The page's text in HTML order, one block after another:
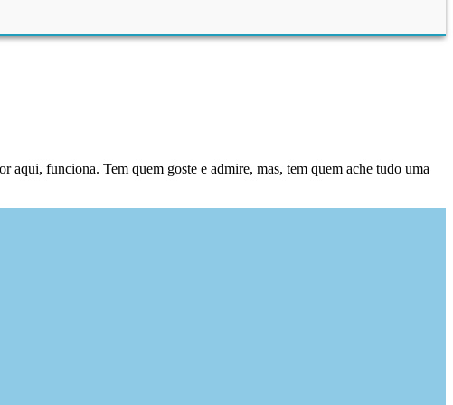
aqui, funciona. Tem quem goste e admire, mas, tem quem ache tudo uma